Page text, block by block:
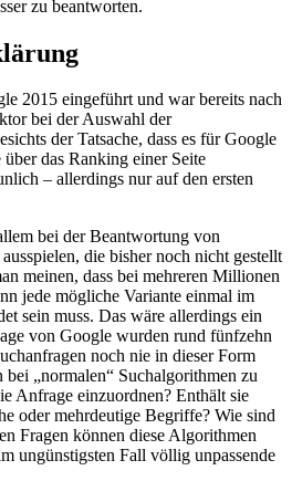
zu beantworten.
2015 eingeführt und war bereits nach
bei der Auswahl der
der Tatsache, dass es für Google
das Ranking einer Seite
– allerdings nur auf den ersten
bei der Beantwortung von
die bisher noch nicht gestellt
meinen, dass bei mehreren Millionen
jede mögliche Variante einmal im
sein muss. Das wäre allerdings ein
von Google wurden rund fünfzehn
noch nie in dieser Form
„normalen“ Suchalgorithmen zu
Anfrage einzuordnen? Enthält sie
oder mehrdeutige Begriffe? Wie sind
Fragen können diese Algorithmen
ungünstigsten Fall völlig unpassende